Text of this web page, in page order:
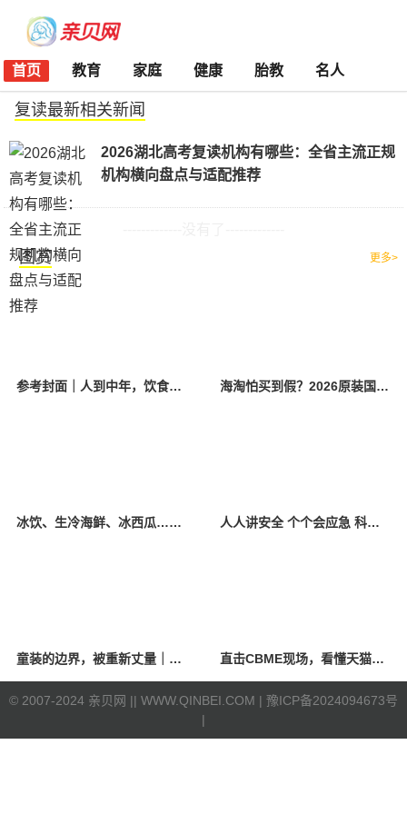
首页 教育 家庭 健康 胎教 名人
复读最新相关新闻
2026湖北高考复读机构有哪些：全省主流正规
机构横向盘点与适配推荐
图赏 更多>
参考封面｜人到中年，饮食该如何调整？ 海淘怕买到假？2026原装国产羊奶粉靠谱的正规品牌有哪些？
冰饮、生冷海鲜、冰西瓜……泉州人夏季“标配”饮食极易引发胃肠炎 人人讲安全 个个会应急 科学应对防震避险
童装的边界，被重新丈量｜2026中国国际时装周·童话小镇圆满收官 直击CBME现场，看懂天猫母婴“造牌”逻辑
© 2007-2024 亲贝网 || WWW.QINBEI.COM | 豫ICP备2024094673号
|